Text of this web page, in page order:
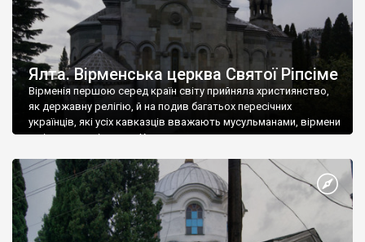
Ялта. Вірменська церква Святої Ріпсіме
Вірменія першою серед країн світу прийняла християнство,
як державну релігію, й на подив багатьох пересічних
українців, які усіх кавказців вважають мусульманами, вірмени
є відданими вірянами Христа